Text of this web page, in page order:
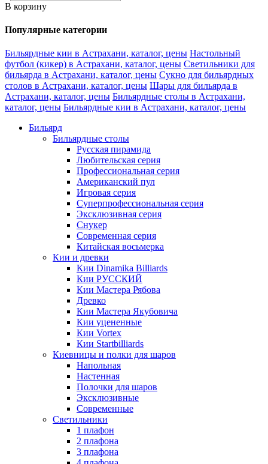
В корзину
Популярные категории
Бильярдные кии в Астрахани, каталог, цены Настольный
футбол (кикер) в Астрахани, каталог, цены Светильники для
бильярда в Астрахани, каталог, цены Сукно для бильярдных
столов в Астрахани, каталог, цены Шары для бильярда в
Астрахани, каталог, цены Бильярдные столы в Астрахани,
каталог, цены Бильярдные кии в Астрахани, каталог, цены
Бильярд
Бильярдные столы
Русская пирамида
Любительская серия
Профессиональная серия
Американский пул
Игровая серия
Суперпрофессиональная серия
Эксклюзивная серия
Снукер
Современная серия
Китайская восьмерка
Кии и древки
Кии Dinamika Billiards
Кии РУССКИЙ
Кии Мастера Рябова
Древко
Кии Мастера Якубовича
Кии уцененные
Кии Vortex
Кии Startbilliards
Киевницы и полки для шаров
Напольная
Настенная
Полочки для шаров
Эксклюзивные
Современные
Светильники
1 плафон
2 плафона
3 плафона